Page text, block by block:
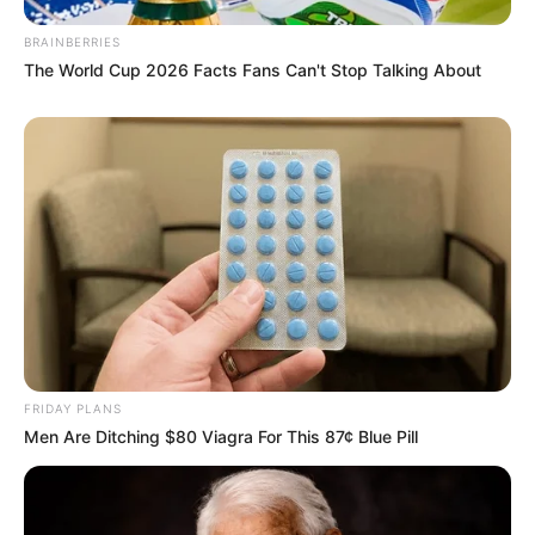
Погода
влажность:
давление:
Погода на 10 дней отsinoptik.ua
Новини
Скандал у Берегівському ТЦК: сотням чоловіків
незаконно скасовували відстрочки та не
BRAINBERRIES
The World Cup 2026 Facts Fans Can't Stop Talking About
FRIDAY PLANS
Men Are Ditching $80 Viagra For This 87¢ Blue Pill